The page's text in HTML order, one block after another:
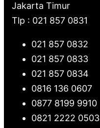
Jakarta Timur
Tlp : 021 857 0831
021 857 0832
021 857 0833
021 857 0834
0816 136 0607
0877 8199 9910
0821 2222 0503